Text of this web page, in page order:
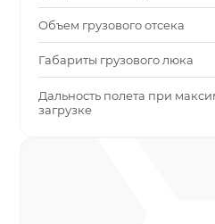
Объем грузового отсека
Габариты грузового люка
Дальность полета при
загрузке